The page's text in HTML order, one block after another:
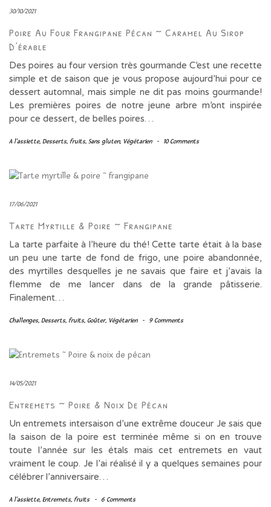
30/10/2021
Poire Au Four Frangipane Pécan ~ Caramel Au Sirop
D’érable
Des poires au four version très gourmande C’est une recette
simple et de saison que je vous propose aujourd’hui pour ce
dessert automnal, mais simple ne dit pas moins gourmande!
Les premières poires de notre jeune arbre m’ont inspirée
pour ce dessert, de belles poires…
A l'assiette, Desserts, fruits, Sans gluten, Végétarien - 10 Comments
17/06/2021
Tarte Myrtille & Poire ~ Frangipane
La tarte parfaite à l’heure du thé! Cette tarte était à la base
un peu une tarte de fond de frigo, une poire abandonnée,
des myrtilles desquelles je ne savais que faire et j’avais la
flemme de me lancer dans de la grande pâtisserie.
Finalement…
Challenges, Desserts, fruits, Goûter, Végétarien - 9 Comments
14/05/2021
Entremets ~ Poire & Noix De Pécan
Un entremets intersaison d’une extrême douceur Je sais que
la saison de la poire est terminée même si on en trouve
toute l’année sur les étals mais cet entremets en vaut
vraiment le coup. Je l’ai réalisé il y a quelques semaines pour
célébrer l’anniversaire…
A l'assiette, Entremets, fruits - 6 Comments